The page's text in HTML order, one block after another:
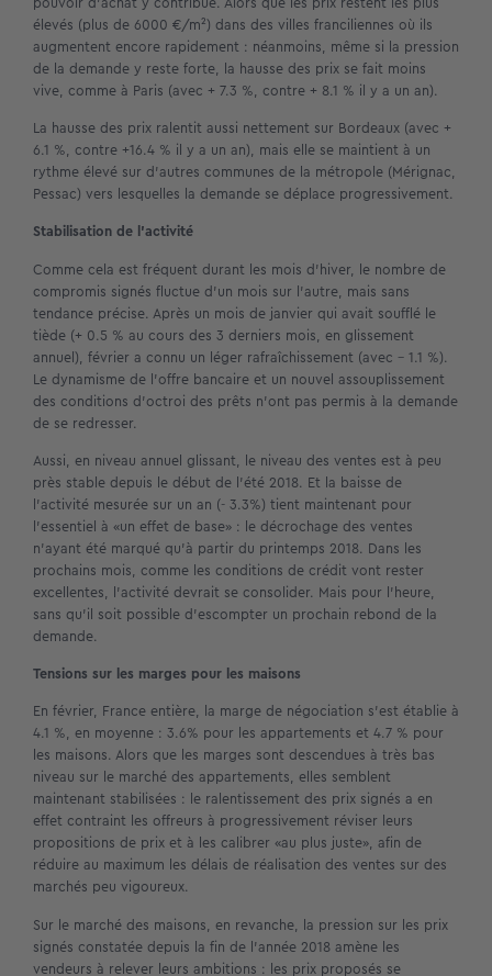
élevés (plus de 6000 €/m²) dans des villes franciliennes où ils
augmentent encore rapidement : néanmoins, même si la pression
de la demande y reste forte, la hausse des prix se fait moins
vive, comme à Paris (avec + 7.3 %, contre + 8.1 % il y a un an).
La hausse des prix ralentit aussi nettement sur Bordeaux (avec +
6.1 %, contre +16.4 % il y a un an), mais elle se maintient à un
rythme élevé sur d’autres communes de la métropole (Mérignac,
Pessac) vers lesquelles la demande se déplace progressivement.
Stabilisation de l’activité
Comme cela est fréquent durant les mois d’hiver, le nombre de
compromis signés fluctue d’un mois sur l’autre, mais sans
tendance précise. Après un mois de janvier qui avait soufflé le
tiède (+ 0.5 % au cours des 3 derniers mois, en glissement
annuel), février a connu un léger rafraîchissement (avec – 1.1 %).
Le dynamisme de l’offre bancaire et un nouvel assouplissement
des conditions d’octroi des prêts n’ont pas permis à la demande
de se redresser.
Aussi, en niveau annuel glissant, le niveau des ventes est à peu
près stable depuis le début de l’été 2018. Et la baisse de
l’activité mesurée sur un an (- 3.3%) tient maintenant pour
l’essentiel à «un effet de base» : le décrochage des ventes
n’ayant été marqué qu’à partir du printemps 2018. Dans les
prochains mois, comme les conditions de crédit vont rester
excellentes, l’activité devrait se consolider. Mais pour l’heure,
sans qu’il soit possible d’escompter un prochain rebond de la
demande.
Tensions sur les marges pour les maisons
En février, France entière, la marge de négociation s’est établie à
4.1 %, en moyenne : 3.6% pour les appartements et 4.7 % pour
les maisons. Alors que les marges sont descendues à très bas
niveau sur le marché des appartements, elles semblent
maintenant stabilisées : le ralentissement des prix signés a en
effet contraint les offreurs à progressivement réviser leurs
propositions de prix et à les calibrer «au plus juste», afin de
réduire au maximum les délais de réalisation des ventes sur des
marchés peu vigoureux.
Sur le marché des maisons, en revanche, la pression sur les prix
signés constatée depuis la fin de l’année 2018 amène les
vendeurs à relever leurs ambitions : les prix proposés se